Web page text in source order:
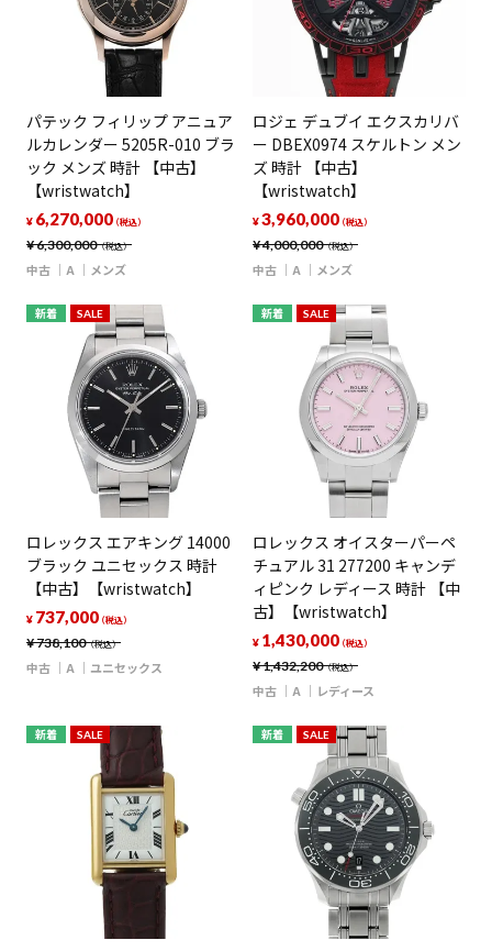
パテック フィリップ アニュア
ルカレンダー 5205R-010 ブラ
ック メンズ 時計 【中古】
【wristwatch】
¥6,300,000（税込）
¥ 6,270,000（税込）
中古 A メンズ
ロジェ デュブイ エクスカリバ
ー DBEX0974 スケルトン メン
ズ 時計 【中古】
【wristwatch】
¥4,000,000（税込）
¥3,960,000（税込）
中古 A メンズ
新着 SALE
ロレックス エアキング 14000
ブラック ユニセックス 時計
【中古】【wristwatch】
¥738,100（税込）
¥ 737,000（税込）
中古 A ユニセックス
新着 SALE
ロレックス オイスターパーペ
チュアル 31 277200 キャンデ
ィピンク レディース 時計 【中
古】【wristwatch】
¥1,432,200（税込）
¥ 1,430,000（税込）
中古 A レディース
新着 SALE 新着 SALE